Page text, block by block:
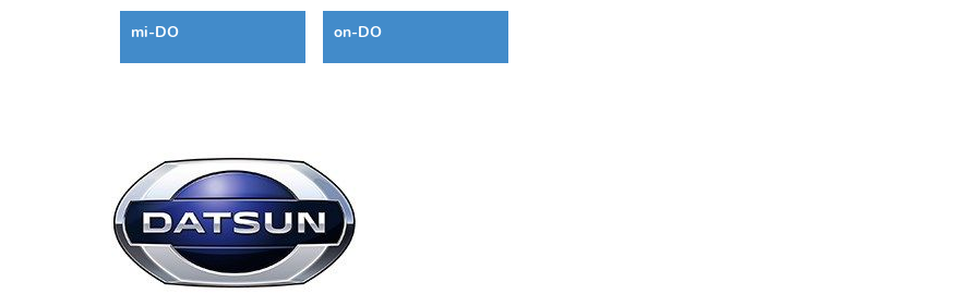
mi-DO on-DO